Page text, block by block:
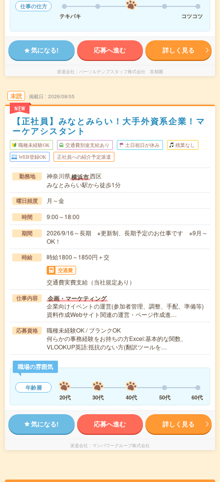
仕事の仕方
テキパキ
コツコツ
気になる! 応募へ進む 詳しく見る
派遣会社 パーソルテンプスタッフ株式会社 首都圏
未読
NEW
掲載日 2026/08/05
【正社員】みなとみらい！大手外資系企業！マ
ーケアシスタント
職種未経験OK 交通費別途支給あり 土日祝日が休み 残業なし
WEB登録OK 正社員への紹介予定派遣
勤務地 神奈川県横浜市西区
みなとみらい駅から徒歩1分
曜日頻度 月～金
時間 9:00～18:00
期間
2026/9/16～長期 ※更新制、長期予定のお仕事です ※9月～
OK！
時給 時給1800～1850円＋交
交通費
交通費実費支給（当社規定あり）
仕事内容 企画・マーケティング
企業向けイベントの運営(参加者管理、調整、手配、準備等)
資料作成Webサイト関連の運営・ページ作成進…
応募資格
職種未経験OK / ブランクOK
何らかの事務経験をお持ちの方Excel:基本的な関数、
VLOOKUP英語:抵抗のない方(翻訳ツールを…
職場の雰囲気
年齢層
20代
30代 40代 50代 60代
気になる! 応募へ進む 詳しく見る
派遣会社 マンパワーグループ株式会社